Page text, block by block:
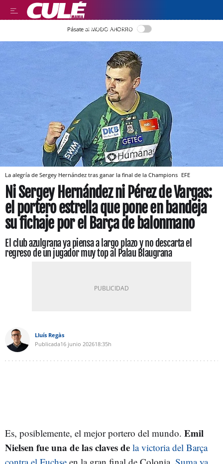
LLEGIR EN CATALÀ
Pásate al MODO AHORRO
La alegría de Sergey Hernández tras ganar la final de la Champions EFE
Ni Sergey Hernández ni Pérez de Vargas:
el portero estrella que pone en bandeja
su fichaje por el Barça de balonmano
El club azulgrana ya piensa a largo plazo y no descarta el
regreso de un jugador muy top al Palau Blaugrana
Lluís Regàs
Publicada16 junio 202618:35h
Es, posiblemente, el mejor portero del mundo. Emil
Nielsen fue una de las claves de la victoria del Barça